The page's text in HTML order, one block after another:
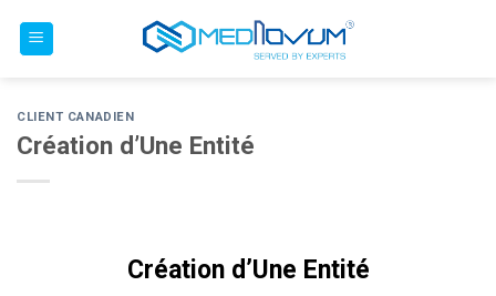
CLIENT CANADIEN
Création d’Une Entité
Création d’Une Entité